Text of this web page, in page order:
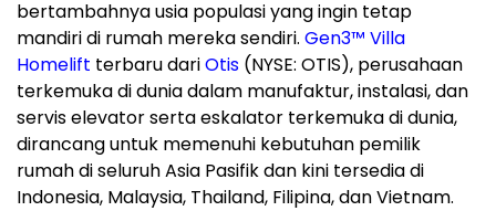
bertambahnya usia populasi yang ingin tetap
mandiri di rumah mereka sendiri. Gen3™ Villa
Homelift terbaru dariOtis (NYSE: OTIS), perusahaan
terkemuka di duniadalam manufaktur, instalasi, dan
servis elevator serta eskalator terkemuka di dunia,
dirancang untuk memenuhi kebutuhan pemilik
rumah di seluruh Asia Pasifik dan kini tersedia di
Indonesia, Malaysia, Thailand, Filipina, dan Vietnam.